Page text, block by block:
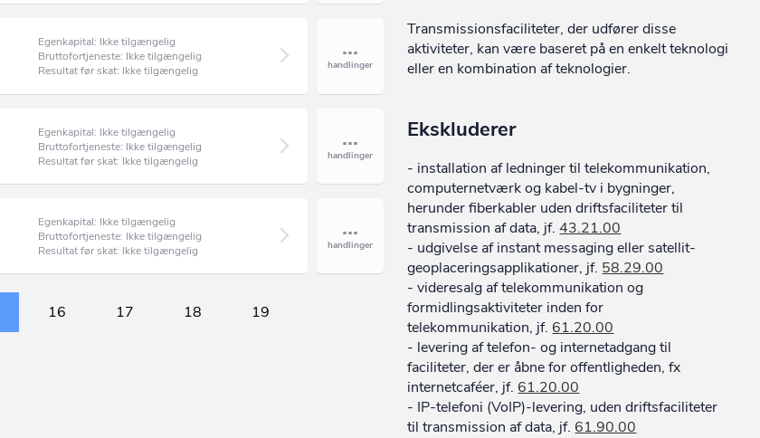
Egenkapital: Ikke tilgængelig
Bruttofortjeneste: Ikke tilgængelig
Resultat før skat: Ikke tilgængelig
Egenkapital: Ikke tilgængelig
Bruttofortjeneste: Ikke tilgængelig
Resultat før skat: Ikke tilgængelig
Egenkapital: Ikke tilgængelig
Bruttofortjeneste: Ikke tilgængelig
Resultat før skat: Ikke tilgængelig
16 17 18 19
Transmissionsfaciliteter, der udfører disse
aktiviteter, kan være baseret på en enkelt teknologi
eller en kombination af teknologier.
Ekskluderer
- installation af ledninger til telekommunikation,
computernetværk og kabel-tv i bygninger,
herunder fiberkabler uden driftsfaciliteter til
transmission af data, jf.43.21.00
- udgivelse af instant messaging eller satellit-
geoplaceringsapplikationer, jf. 58.29.00
- videresalg af telekommunikation og
formidlingsaktiviteter inden for
telekommunikation, jf. 61.20.00
- levering af telefon- og internetadgang til
faciliteter, der er åbne for offentligheden, fx
internetcaféer, jf. 61.20.00
- IP-telefoni (VoIP)-levering, uden driftsfaciliteter
til transmission af data, jf. 61.90.00